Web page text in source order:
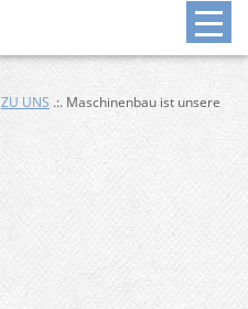
ZU UNS .:. Maschinenbau ist unsere